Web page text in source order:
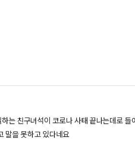
는 친구녀석이 코로나 사태 끝나는데로 들
말을 못하고 있다네요